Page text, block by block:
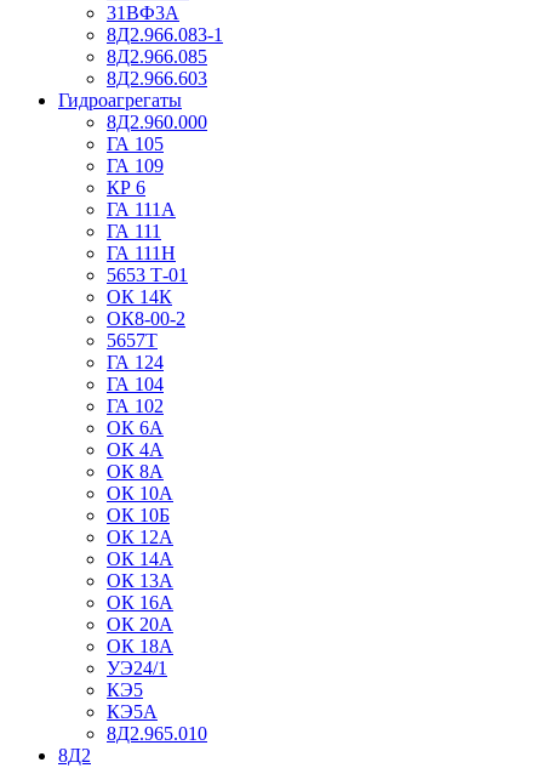
31ВФ3А
8Д2.966.083-1
8Д2.966.085
8Д2.966.603
Гидроагрегаты
8Д2.960.000
ГА 105
ГА 109
КР 6
ГА 111А
ГА 111
ГА 111Н
5653 Т-01
ОК 14К
ОК8-00-2
5657Т
ГА 124
ГА 104
ГА 102
ОК 6А
ОК 4А
ОК 8А
ОК 10А
ОК 10Б
ОК 12А
ОК 14А
ОК 13А
ОК 16А
ОК 20А
ОК 18А
УЭ24/1
КЭ5
КЭ5А
8Д2.965.010
8Д2